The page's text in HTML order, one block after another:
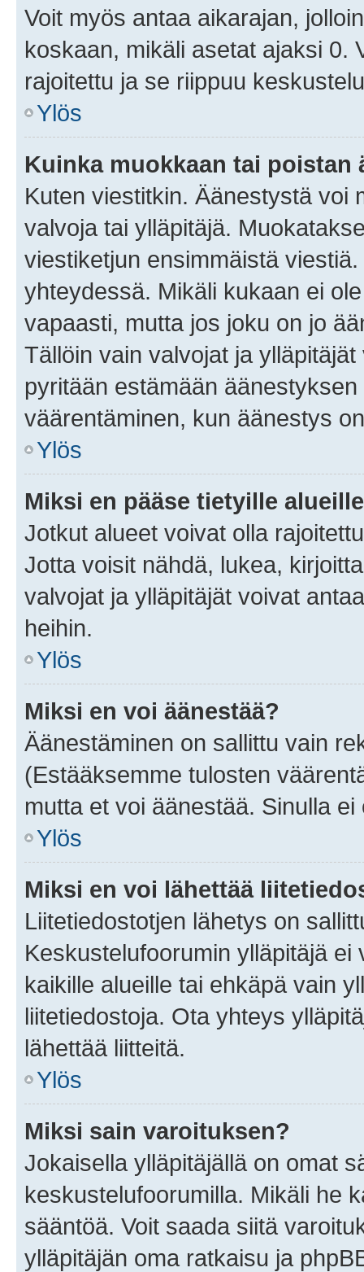
Voit myös antaa aikarajan,
koskaan, mikäli asetat ajaksi 0.
rajoitettu ja se riippuu
Ylös
Kuinka muokkaan tai poistan
Kuten viestitkin. Äänestystä voi
valvoja tai ylläpitäjä.
viestiketjun ensimmäistä
yhteydessä. Mikäli kukaan ei
vapaasti, mutta jos joku on jo
Tällöin vain valvojat ja
pyritään estämään
väärentäminen, kun äänestys
Ylös
Miksi en pääse tietyille
Jotkut alueet voivat olla
Jotta voisit nähdä, lukea,
valvojat ja ylläpitäjät voivat
heihin.
Ylös
Miksi en voi äänestää?
Äänestäminen on sallittu vain
(Estääksemme tulosten
mutta et voi äänestää. Sinulla
Ylös
Miksi en voi lähettää
Liitetiedostotjen lähetys on
Keskustelufoorumin ylläpitäjä
kaikille alueille tai ehkäpä vain
liitetiedostoja. Ota yhteys
lähettää liitteitä.
Ylös
Miksi sain varoituksen?
Jokaisella ylläpitäjällä on omat
keskustelufoorumilla. Mikäli he
sääntöä. Voit saada siitä
ylläpitäjän oma ratkaisu ja